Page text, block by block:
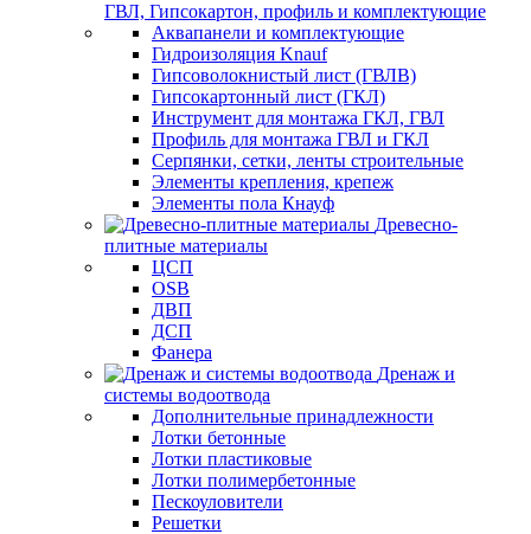
ГВЛ, Гипсокартон, профиль и комплектующие
Аквапанели и комплектующие
Гидроизоляция Knauf
Гипсоволокнистый лист (ГВЛВ)
Гипсокартонный лист (ГКЛ)
Инструмент для монтажа ГКЛ, ГВЛ
Профиль для монтажа ГВЛ и ГКЛ
Серпянки, сетки, ленты строительные
Элементы крепления, крепеж
Элементы пола Кнауф
Древесно-
плитные материалы
ЦСП
OSB
ДВП
ДСП
Фанера
Дренаж и
системы водоотвода
Дополнительные принадлежности
Лотки бетонные
Лотки пластиковые
Лотки полимербетонные
Пескоуловители
Решетки